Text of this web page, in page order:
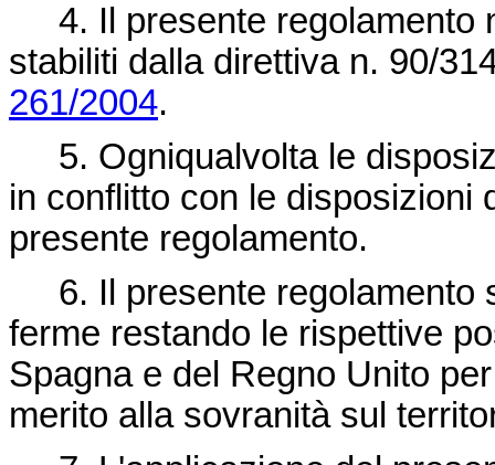
4. Il presente regolamento
stabiliti dalla direttiva n. 90/
261/2004.
5. Ogniqualvolta le
in conflitto con le disposizioni
presente regolamento.
6. Il presente regolamento
ferme restando le rispettive
Spagna e del Regno Unito
merito alla sovranità sul